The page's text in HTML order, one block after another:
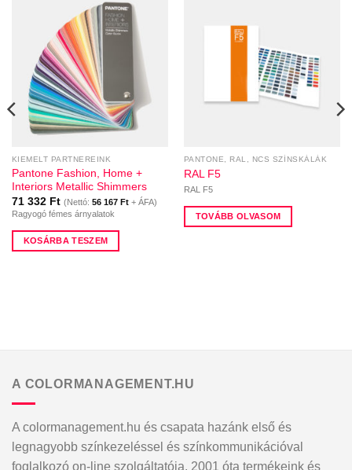
KIEMELT PARTNEREINK
Pantone Fashion, Home +
Interiors Metallic Shimmers
71 332 Ft (Nettó: 56 167 Ft+ ÁFA)
Ragyogó fémes árnyalatok
KOSÁRBA TESZEM
PANTONE, RAL, NCS SZÍNSKÁLÁK
RAL F5
RAL F5
TOVÁBB OLVASOM
A COLORMANAGEMENT.HU
A colormanagement.hu és csapata hazánk első és
legnagyobb színkezeléssel és színkommunikációval
foglalkozó on-line szolgáltatója. 2001 óta termékeink és